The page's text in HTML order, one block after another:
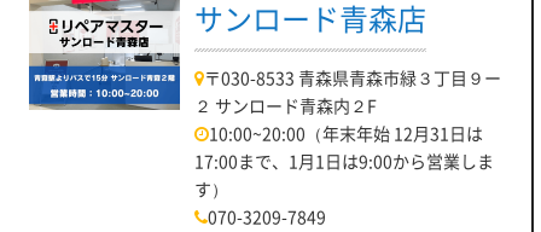
サンロード青森店
〒030-8533 青森県青森市緑３丁目９ー
２ サンロード青森内２F
10:00~20:00（年末年始 12月31日は
17:00まで、1月1日は9:00から営業しま
す）
070-3209-7849